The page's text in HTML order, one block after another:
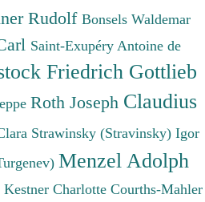
Rudolf Bonsels Waldemar
Saint-Exupéry Antoine de
Friedrich Gottlieb
Roth Joseph Claudius
Strawinsky (Stravinsky) Igor
Menzel Adolph
Kestner Charlotte Courths-Mahler